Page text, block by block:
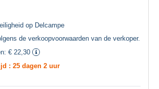
op Delcampe
de verkoopvoorwaarden van de verkoper.
€ 22,30
: 25 dagen 2 uur